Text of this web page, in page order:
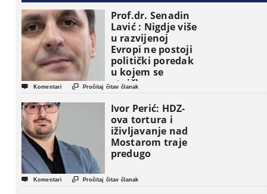
Prof.dr. Senadin
Lavić : Nigdje više
u razvijenoj
Evropi ne postoji
politički poredak
u kojem se
etničke grupe
pojavljuju kao
osnovne
političke jedinice
 Komentari  Pročitaj čitav članak
Ivor Perić: HDZ-
ova tortura i
iživljavanje nad
Mostarom traje
predugo
 Komentari  Pročitaj čitav članak